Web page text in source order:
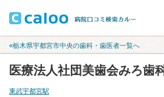
«栃木県宇都宮市中央の歯科・歯医者一覧へ
医療法人社団美歯会みろ歯
東武宇都宮駅